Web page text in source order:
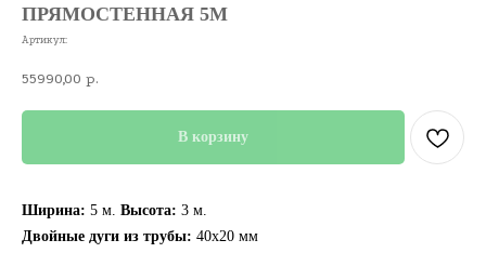
ПРЯМОСТЕННАЯ 5М
Артикул:
55990,00 р.
В корзину
Ширина: 5 м. Высота: 3 м.
Двойные дуги из трубы: 40х20 мм